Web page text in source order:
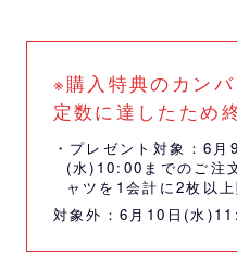
※購入特典のカン
定数に達したため
・プレゼント対象：6
(水)10:00までのご注
ャツを1会計に2枚以上
対象外：6月10日(水